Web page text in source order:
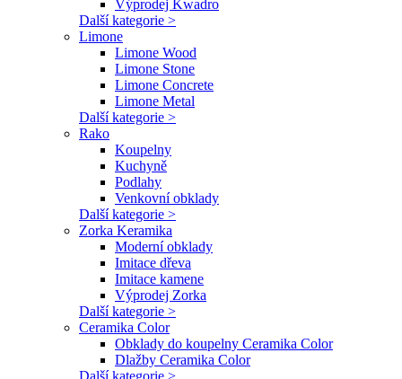
Výprodej Kwadro
Další kategorie >
Limone
Limone Wood
Limone Stone
Limone Concrete
Limone Metal
Další kategorie >
Rako
Koupelny
Kuchyně
Podlahy
Venkovní obklady
Další kategorie >
Zorka Keramika
Moderní obklady
Imitace dřeva
Imitace kamene
Výprodej Zorka
Další kategorie >
Ceramika Color
Obklady do koupelny Ceramika Color
Dlažby Ceramika Color